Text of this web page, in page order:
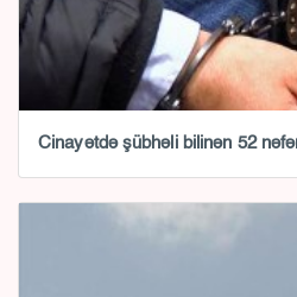
Cinayətdə şübhəli bilinən 52